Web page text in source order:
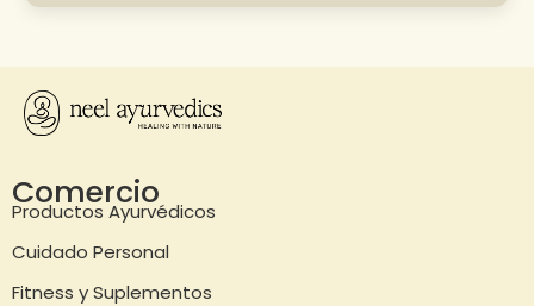
Comercio
Productos Ayurvédicos
Cuidado Personal
Fitness y Suplementos